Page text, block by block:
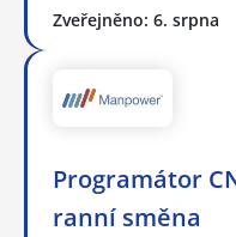
Zveřejněno: 6. srpna
Programátor
ranní směna